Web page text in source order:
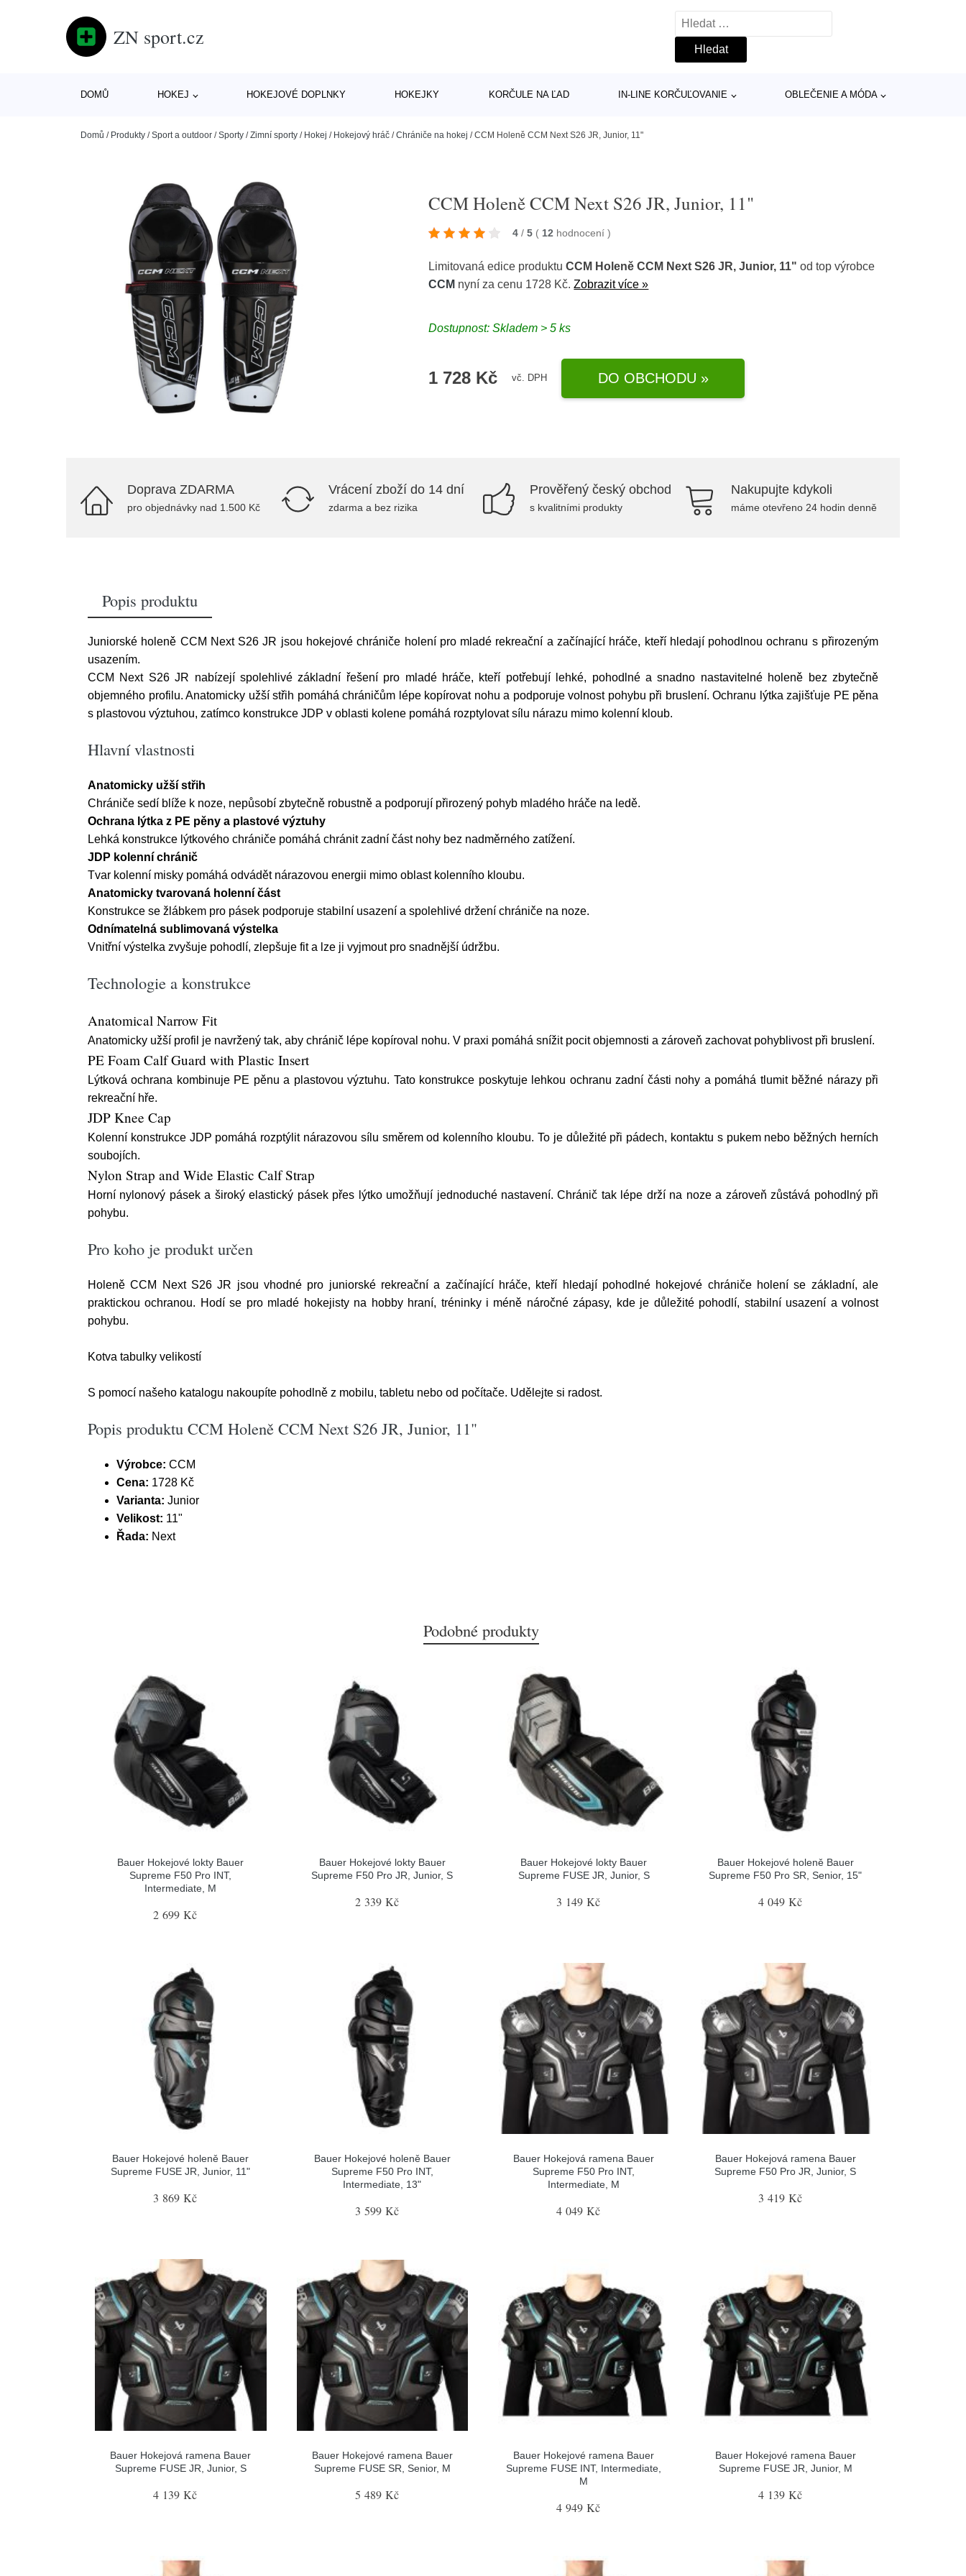
ZN sport.cz
Vyhledávání
DOMŮ HOKEJ HOKEJOVÉ DOPLNKY HOKEJKY KORČULE NA ĽAD IN-LINE KORČUĽOVANIE OBLEČENIE A MÓDA
Domů / Produkty /Sport a outdoor /Sporty /Zimní sporty / Hokej / Hokejový hráč /Chrániče na hokej /CCM Holeně CCM Next S26 JR, Junior, 11"
CCM Holeně CCM Next S26 JR, Junior, 11"
4 / 5 ( 12 hodnocení)
Limitovaná edice produktuCCM Holeně CCM Next S26 JR, Junior, 11" od top výrobce
CCM nyní za cenu 1728 Kč.Zobrazit více »
Dostupnost: Skladem > 5 ks
1 728 Kč vč. DPH DO OBCHODU »
Doprava ZDARMA
pro objednávky nad 1.500 Kč
Vrácení zboží do 14 dní
zdarma a bez rizika
Prověřený český obchod
s kvalitními produkty
Nakupujte kdykoli
máme otevřeno 24 hodin denně
Popis produktu
Juniorské holeně CCM Next S26 JR jsou hokejové chrániče holení pro mladé rekreační a začínající hráče, kteří hledají pohodlnou ochranu s přirozeným
usazením.
CCM Next S26 JR nabízejí spolehlivé základní řešení pro mladé hráče, kteří potřebují lehké, pohodlné a snadno nastavitelné holeně bez zbytečně
objemného profilu. Anatomicky užší střih pomáhá chráničům lépe kopírovat nohu a podporuje volnost pohybu při bruslení. Ochranu lýtka zajišťuje PE pěna
s plastovou výztuhou, zatímco konstrukce JDP v oblasti kolene pomáhá rozptylovat sílu nárazu mimo kolenní kloub.
Hlavní vlastnosti
Anatomicky užší střih
Chrániče sedí blíže k noze, nepůsobí zbytečně robustně a podporují přirozený pohyb mladého hráče na ledě.
Ochrana lýtka z PE pěny a plastové výztuhy
Lehká konstrukce lýtkového chrániče pomáhá chránit zadní část nohy bez nadměrného zatížení.
JDP kolenní chránič
Tvar kolenní misky pomáhá odvádět nárazovou energii mimo oblast kolenního kloubu.
Anatomicky tvarovaná holenní část
Konstrukce se žlábkem pro pásek podporuje stabilní usazení a spolehlivé držení chrániče na noze.
Odnímatelná sublimovaná výstelka
Vnitřní výstelka zvyšuje pohodlí, zlepšuje fit a lze ji vyjmout pro snadnější údržbu.
Technologie a konstrukce
Anatomical Narrow Fit
Anatomicky užší profil je navržený tak, aby chránič lépe kopíroval nohu. V praxi pomáhá snížit pocit objemnosti a zároveň zachovat pohyblivost při bruslení.
PE Foam Calf Guard with Plastic Insert
Lýtková ochrana kombinuje PE pěnu a plastovou výztuhu. Tato konstrukce poskytuje lehkou ochranu zadní části nohy a pomáhá tlumit běžné nárazy při
rekreační hře.
JDP Knee Cap
Kolenní konstrukce JDP pomáhá rozptýlit nárazovou sílu směrem od kolenního kloubu. To je důležité při pádech, kontaktu s pukem nebo běžných herních
soubojích.
Nylon Strap and Wide Elastic Calf Strap
Horní nylonový pásek a široký elastický pásek přes lýtko umožňují jednoduché nastavení. Chránič tak lépe drží na noze a zároveň zůstává pohodlný při
pohybu.
Pro koho je produkt určen
Holeně CCM Next S26 JR jsou vhodné pro juniorské rekreační a začínající hráče, kteří hledají pohodlné hokejové chrániče holení se základní, ale
praktickou ochranou. Hodí se pro mladé hokejisty na hobby hraní, tréninky i méně náročné zápasy, kde je důležité pohodlí, stabilní usazení a volnost
pohybu.
Kotva tabulky velikostí
S pomocí našeho katalogu nakoupíte pohodlně z mobilu, tabletu nebo od počítače. Udělejte si radost.
Popis produktu CCM Holeně CCM Next S26 JR, Junior, 11"
Výrobce: CCM
Cena: 1728 Kč
Varianta: Junior
Velikost: 11"
Řada: Next
Podobné produkty
Bauer Hokejové lokty Bauer
Supreme F50 Pro INT,
Intermediate, M
2 699 Kč
Bauer Hokejové lokty Bauer
Supreme F50 Pro JR, Junior, S
2 339 Kč
Bauer Hokejové lokty Bauer
Supreme FUSE JR, Junior, S
3 149 Kč
Bauer Hokejové holeně Bauer
Supreme F50 Pro SR, Senior, 15"
4 049 Kč
Bauer Hokejové holeně Bauer
Supreme FUSE JR, Junior, 11"
3 869 Kč
Bauer Hokejové holeně Bauer
Supreme F50 Pro INT,
Intermediate, 13"
3 599 Kč
Bauer Hokejová ramena Bauer
Supreme F50 Pro INT,
Intermediate, M
4 049 Kč
Bauer Hokejová ramena Bauer
Supreme F50 Pro JR, Junior, S
3 419 Kč
Bauer Hokejová ramena Bauer
Supreme FUSE JR, Junior, S
4 139 Kč
Bauer Hokejové ramena Bauer
Supreme FUSE SR, Senior, M
5 489 Kč
Bauer Hokejové ramena Bauer
Supreme FUSE INT, Intermediate,
M
4 949 Kč
Bauer Hokejové ramena Bauer
Supreme FUSE JR, Junior, M
4 139 Kč